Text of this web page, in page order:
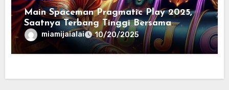
Main Spaceman Pragmatic Play 2025,
Saatnya Terbang Tinggi Bersama
Scatter Gila-Gilaan
miamijaialai 10/20/2025